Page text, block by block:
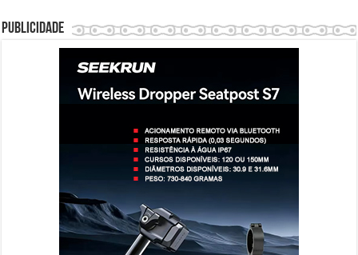
Publicidade